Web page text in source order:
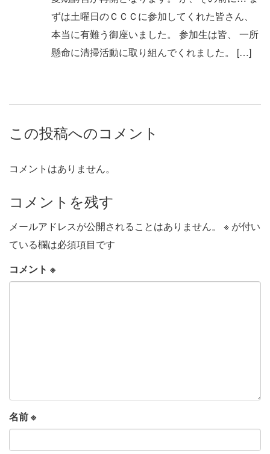
ずは土曜日のＣＣＣに参加してくれた皆さん、
本当に有難う御座いました。 参加生は皆、 一所
懸命に清掃活動に取り組んでくれました。 […]
この投稿へのコメント
コメントはありません。
コメントを残す
メールアドレスが公開されることはありません。 ※ が付い
ている欄は必須項目です
コメント ※
名前※